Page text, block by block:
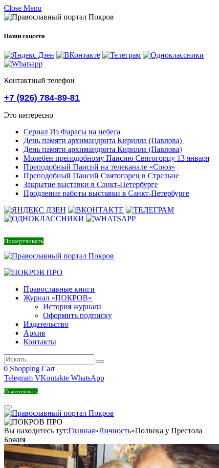
Close Menu
Наши соцсети
Контактный телефон
+7 (926) 784-89-81
Это интересно
Сериал Из Фарасы на небеса
День памяти архимандрита Кирилла (Павлова)
День памяти архимандрита Кирилла (Павлова)
Молебен преподобному Паисию Святогорцу 13 января
Преподобный Паисий на телеканале «Союз»
Преподобный Паисий Святогорец в Стрельне
Закрытие выставки в Санкт-Петербурге
Продление работы выставки в Санкт-Петербурге
Пожертвовать
Православные книги
Журнал «ПОКРОВ»
История журнала
Оформить подписку
Издательство
Архив
Контакты
0 Shopping Cart
Telegram VKontakte WhatsApp
Пожертвовать
Вы находитесь тут:Главная»Личность»Полвека у Престола
Божия